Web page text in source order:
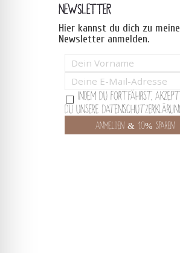
NEWSLETTER
Hier kannst du dich zu
Newsletter anmelden.
Indem Du fortfährst,
Du unsere